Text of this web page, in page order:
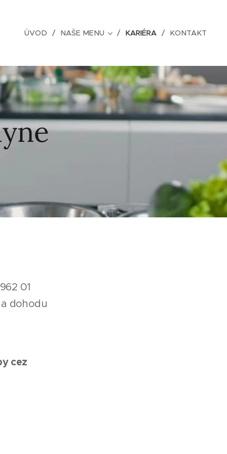
ÚVOD NAŠE MENU KARIÉRA KONTAKT
01
dohodu
cez